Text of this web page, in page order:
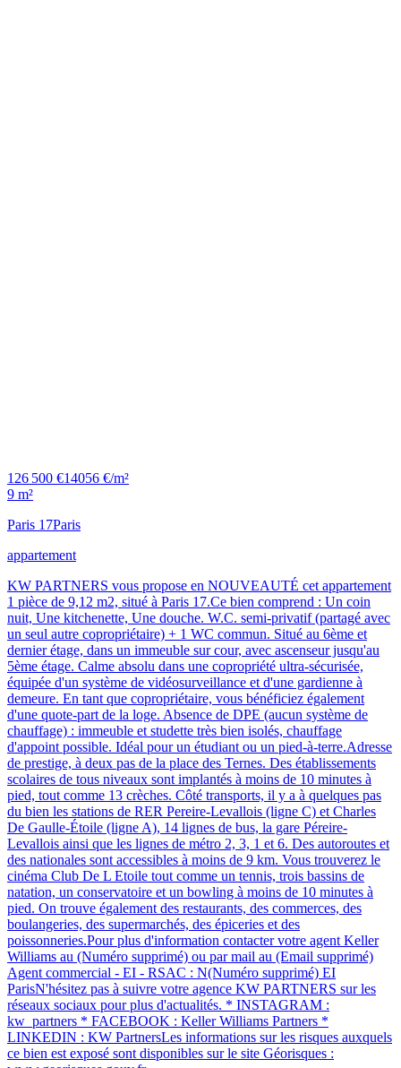
126 500 €14056 €/m²
9 m²
Paris 17Paris
appartement
KW PARTNERS vous propose en NOUVEAUTÉ cet appartement
1 pièce de 9,12 m2, situé à Paris 17.Ce bien comprend : Un coin
nuit, Une kitchenette, Une douche. W.C. semi-privatif (partagé avec
un seul autre copropriétaire) + 1 WC commun. Situé au 6ème et
dernier étage, dans un immeuble sur cour, avec ascenseur jusqu'au
5ème étage. Calme absolu dans une copropriété ultra-sécurisée,
équipée d'un système de vidéosurveillance et d'une gardienne à
demeure. En tant que copropriétaire, vous bénéficiez également
d'une quote-part de la loge. Absence de DPE (aucun système de
chauffage) : immeuble et studette très bien isolés, chauffage
d'appoint possible. Idéal pour un étudiant ou un pied-à-terre.Adresse
de prestige, à deux pas de la place des Ternes. Des établissements
scolaires de tous niveaux sont implantés à moins de 10 minutes à
pied, tout comme 13 crèches. Côté transports, il y a à quelques pas
du bien les stations de RER Pereire-Levallois (ligne C) et Charles
De Gaulle-Étoile (ligne A), 14 lignes de bus, la gare Péreire-
Levallois ainsi que les lignes de métro 2, 3, 1 et 6. Des autoroutes et
des nationales sont accessibles à moins de 9 km. Vous trouverez le
cinéma Club De L Etoile tout comme un tennis, trois bassins de
natation, un conservatoire et un bowling à moins de 10 minutes à
pied. On trouve également des restaurants, des commerces, des
boulangeries, des supermarchés, des épiceries et des
poissonneries.Pour plus d'information contacter votre agent Keller
Williams au (Numéro supprimé) ou par mail au (Email supprimé)
Agent commercial - EI - RSAC : N(Numéro supprimé) EI
ParisN'hésitez pas à suivre votre agence KW PARTNERS sur les
réseaux sociaux pour plus d'actualités. * INSTAGRAM :
kw_partners * FACEBOOK : Keller Williams Partners *
LINKEDIN : KW PartnersLes informations sur les risques auxquels
ce bien est exposé sont disponibles sur le site Géorisques :